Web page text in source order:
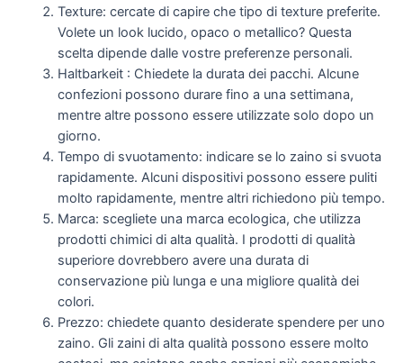
Texture: cercate di capire che tipo di texture preferite.
Volete un look lucido, opaco o metallico? Questa
scelta dipende dalle vostre preferenze personali.
Haltbarkeit : Chiedete la durata dei pacchi. Alcune
confezioni possono durare fino a una settimana,
mentre altre possono essere utilizzate solo dopo un
giorno.
Tempo di svuotamento: indicare se lo zaino si svuota
rapidamente. Alcuni dispositivi possono essere puliti
molto rapidamente, mentre altri richiedono più tempo.
Marca: scegliete una marca ecologica, che utilizza
prodotti chimici di alta qualità. I prodotti di qualità
superiore dovrebbero avere una durata di
conservazione più lunga e una migliore qualità dei
colori.
Prezzo: chiedete quanto desiderate spendere per uno
zaino. Gli zaini di alta qualità possono essere molto